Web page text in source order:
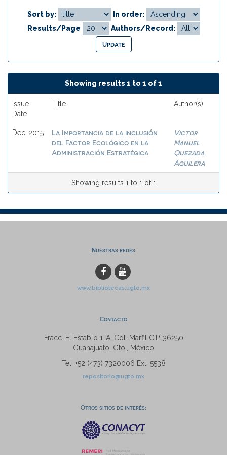
Sort by:
In order:
Results/Page
Authors/Record:
Showing results 1 to 1 of 1
Issue
Date
Title Author(s)
Dec-2015
La Importancia de la inclusión
del Factor Ecológico en la
Administración Estratégica
Victor
Manuel
Quezada
Aguilera
Showing results 1 to 1 of 1
Nuestras redes
www.bibliotecas.ugto.mx
Contacto
Fracc. El Establo 1-A, Col. Marfil C.P. 36250
Guanajuato, Gto., México
Tel: +52 (473) 7320006 Ext. 5538
repositorio@ugto.mx
Otros sitios de interés: